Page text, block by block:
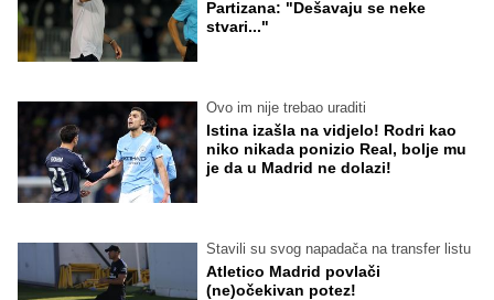
Partizana: "Dešavaju se neke
stvari..."
Ovo im nije trebao uraditi
Istina izašla na vidjelo! Rodri kao
niko nikada ponizio Real, bolje mu
je da u Madrid ne dolazi!
Stavili su svog napadača na transfer listu
Atletico Madrid povlači
(ne)očekivan potez!